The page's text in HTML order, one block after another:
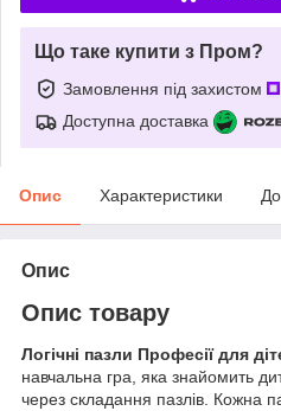
Що таке купити з Пром?
Замовлення під захистом
Доступна доставка
Опис Характеристики
Опис
Опис товару
Логічні пазли Професії для
навчальна гра, яка знайомить
через складання пазлів. Кожна